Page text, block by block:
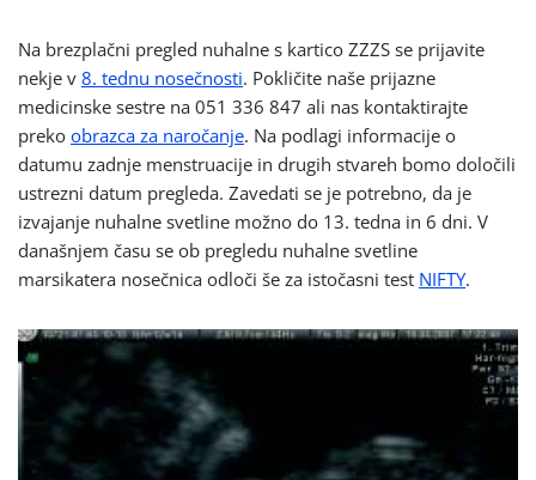
Na brezplačni pregled nuhalne s kartico ZZZS se prijavite
nekje v 8. tednu nosečnosti. Pokličite naše prijazne
medicinske sestre na 051 336 847 ali nas kontaktirajte
preko obrazca za naročanje. Na podlagi informacije o
datumu zadnje menstruacije in drugih stvareh bomo določili
ustrezni datum pregleda. Zavedati se je potrebno, da je
izvajanje nuhalne svetline možno do 13. tedna in 6 dni. V
današnjem času se ob pregledu nuhalne svetline
marsikatera nosečnica odloči še za istočasni test NIFTY.